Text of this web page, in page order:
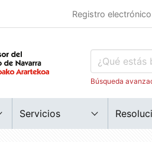
Registro electrónico
Búsqueda
Servicios